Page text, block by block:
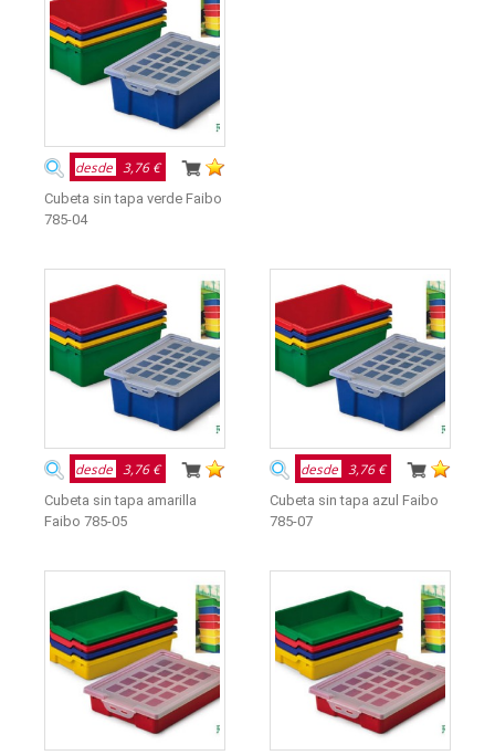
desde 3,76 €
Cubeta sin tapa verde Faibo
785-04
desde 3,76 €
Cubeta sin tapa amarilla
Faibo 785-05
desde 3,76 €
Cubeta sin tapa azul Faibo
785-07